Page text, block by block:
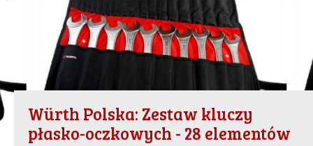
Würth Polska: Zestaw kluczy
płasko-oczkowych - 28 elementów